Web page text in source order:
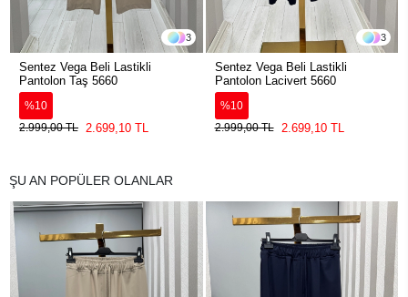
3
Sentez Vega Beli Lastikli
Pantolon Taş 5660
%10
2.999,00 TL
2.699,10 TL
3
Sentez Vega Beli Lastikli
Pantolon Lacivert 5660
%10
2.999,00 TL
2.699,10 TL
ŞU AN POPÜLER OLANLAR